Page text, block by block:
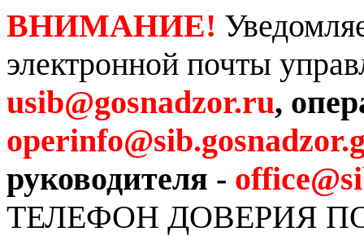
ВНИМАНИЕ!
электронной почты
usib@gosnadzor.ru,
руководителя -
ТЕЛЕФОН ДОВЕРИЯ